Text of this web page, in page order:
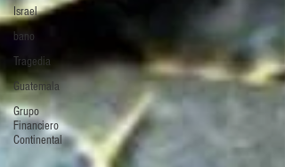
Israel
bano
Tragedia
Guatemala
Grupo
Financiero
Continental